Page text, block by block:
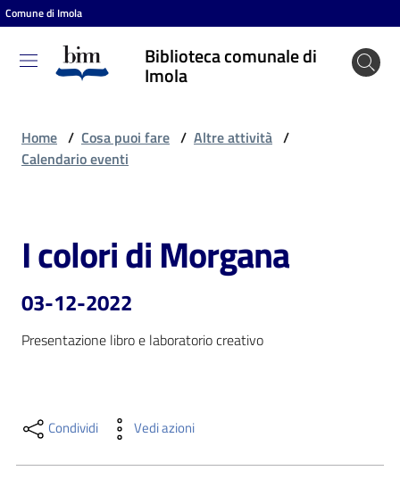
Vai al contenuto
Vai alla navigazione
Vai al footer
Comune di Imola
Biblioteca comunale di
Imola
Biblioteca
comunale
Cosa
puoi
fare
contenuti
Home / Cosa puoi fare / Altre attività /
Calendario eventi
Salta al contenuto
I colori di Morgana
03-12-2022
Presentazione libro e laboratorio creativo
Condividi Vedi azioni